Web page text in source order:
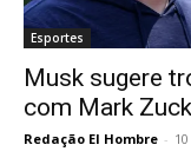
Esportes
Musk sugere
com Mark
Redação El Hombre -